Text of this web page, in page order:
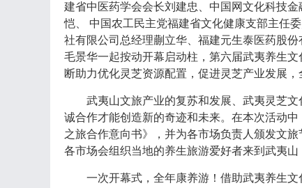
建省中医药学会会长刘建忠、中国网文化科技
恺、
中国农工民主党福建省文化健康支部主任
社有限公司总经理蒯立华、福建元生泰医药股
毛景华一起按动开幕启动柱，第六届武夷养生
断助力优化灵芝资源配置，促进灵芝产业发展，
武夷山文旅产业的复苏和发展、武夷灵芝
诚合作才能创造新的奇迹和未来。在本次活动
之旅合作意向书》，并为各市场负责人颁发文
各市场会组织当地的养生旅游爱好者来到武夷
一次开幕式，全年康养游！借助武夷养生